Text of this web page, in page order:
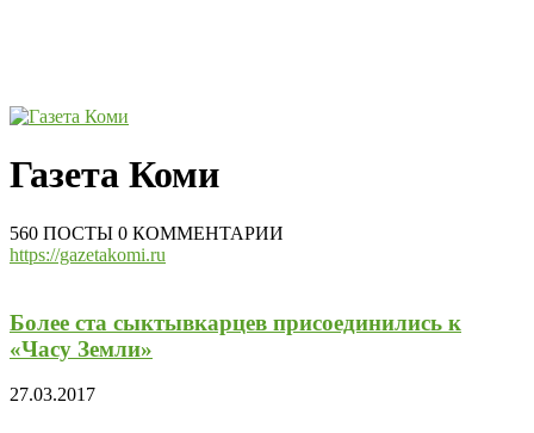
Газета Коми
560 ПОСТЫ 0 КОММЕНТАРИИ
https://gazetakomi.ru
Более ста сыктывкарцев присоединились к
«Часу Земли»
27.03.2017